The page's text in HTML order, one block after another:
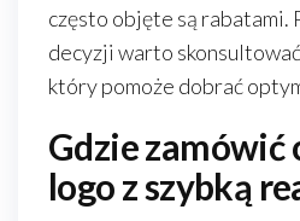
często objęte są rabatami.
decyzji warto
który pomoże dobrać
Gdzie zamówić
logo z szybką